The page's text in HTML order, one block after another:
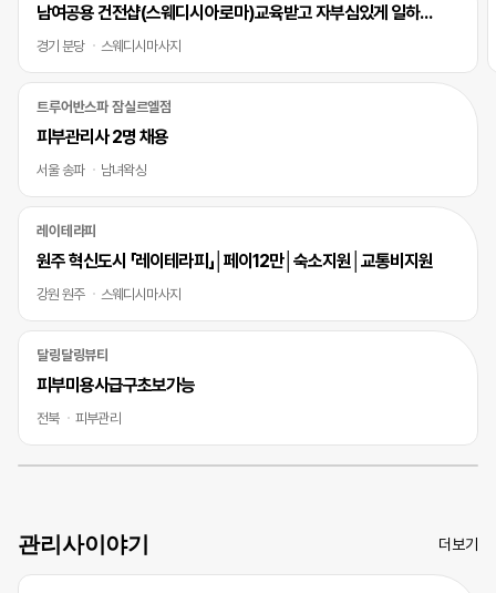
남여공용 건전샵(스웨디시아로마)교육받고 자부심있게 일하실 바디테라피사 모십니다
경기 분당 스웨디시마사지
트루어반스파 잠실르엘점
피부관리사 2명 채용
서울 송파 남녀왁싱
레이테라피
원주 혁신도시 「레이테라피」│페이12만│숙소지원│교통비지원
강원 원주 스웨디시마사지
달링달링뷰티
피부미용사급구초보가능
전북 피부관리
관리사이야기 더보기